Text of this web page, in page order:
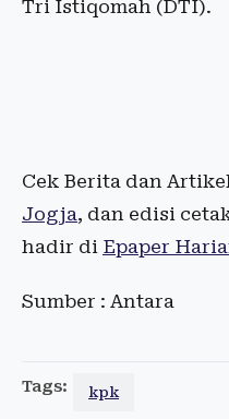
Tri Istiqomah (DTI).
Cek Berita dan
Jogja, dan edisi
hadir di Epaper
Sumber : Antara
Tags: kpk